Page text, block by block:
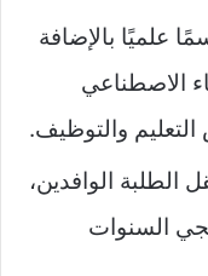
32 كلية و151 قسمًا علميًا بالإضافة
الاصطناعي
والتوظيف.
الوافدين،
السنوات